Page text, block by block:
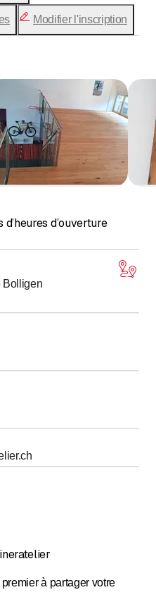
que le suivi sont
votre spécialiste personnel.
en Suisse et à
auprès d'architectes
York. L'atelier de
1997. Depuis nos débuts,
fichier de clients
d'un bouche-à-oreille
Modifier l'inscription
d’ouverture
Bolligen
à partager votre